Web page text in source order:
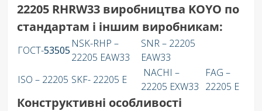
22205 RHRW33 виробництва KOYO по
стандартам і іншим виробникам:
ГОСТ-53505
NSK-RHP –
22205 EAW33
SNR – 22205
EAW33
ISO – 22205 SKF- 22205 E
NACHI –
22205 EXW33
FAG –
22205 E
Конструктивні особливості